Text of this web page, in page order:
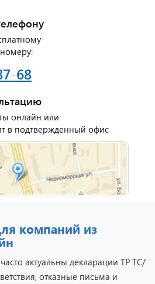
"Ваш
68
онлайн или
в подтвержденный офис
компаний из
актуальны декларации ТР ТС/
отказные письма и